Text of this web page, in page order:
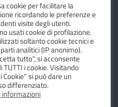
VEZZANO SUL
Vezzano sul Crostolo
cookie per facilitare la
ricordando le preferenze e
visite degli utenti.
usati cookie di profilazione.
soltanto cookie tecnici e
analitici (IP anonimo).
tutto", si acconsente
TUTTI i cookie. Visitando
Cookie" si può dare un
differenziato.
informazioni